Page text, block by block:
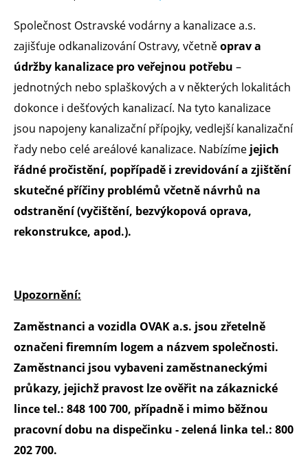
Společnost Ostravské vodárny a kanalizace a.s.
zajišťuje odkanalizování Ostravy, včetněoprav a
údržby kanalizace pro veřejnou potřebu –
jednotných nebo splaškových a v některých lokalitách
dokonce i dešťových kanalizací. Na tyto kanalizace
jsou napojeny kanalizační přípojky, vedlejší kanalizační
řady nebo celé areálové kanalizace. Nabízíme jejich
řádné pročistění, popřípadě i zrevidování a zjištění
skutečné příčiny problémů včetně návrhů na
odstranění (vyčištění, bezvýkopová oprava,
rekonstrukce, apod.).
Upozornění:
Zaměstnanci a vozidla OVAK a.s. jsou zřetelně
označeni firemním logem a názvem společnosti.
Zaměstnanci jsou vybaveni zaměstnaneckými
průkazy, jejichž pravost lze ověřit na zákaznické
lince tel.: 848 100 700, případně i mimo běžnou
pracovní dobu na dispečinku - zelená linka tel.: 800
202 700.